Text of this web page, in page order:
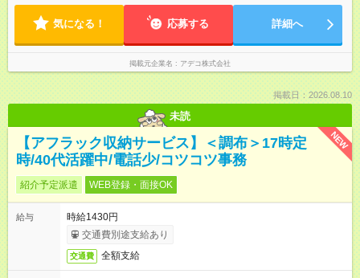
気になる！ 応募する 詳細へ
掲載元企業名 アデコ株式会社
掲載日：2026.08.10
未読
NEW
【アフラック収納サービス】＜調布＞17時定
時/40代活躍中/電話少/コツコツ事務
紹介予定派遣 WEB登録・面接OK
給与
時給1430円
交通費別途支給あり
交通費 全額支給